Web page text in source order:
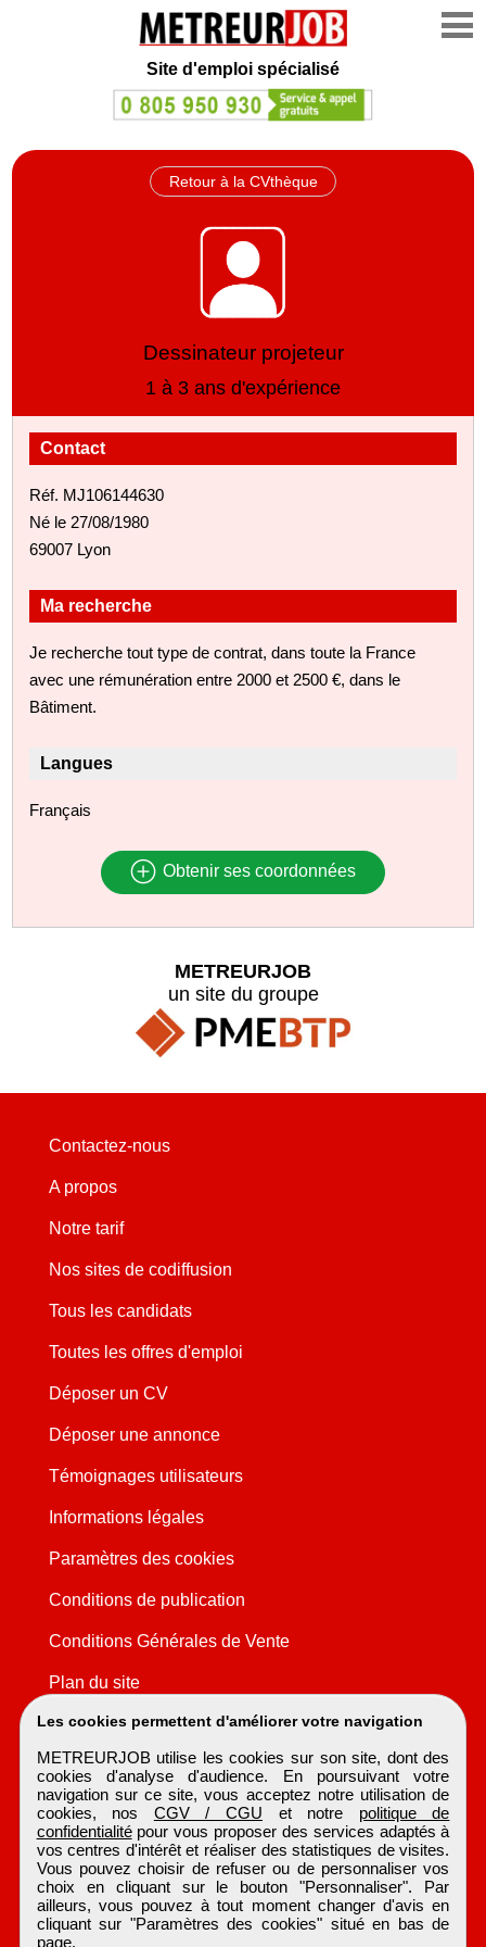
Site d'emploi spécialisé
Retour à la CVthèque
Dessinateur projeteur
1 à 3 ans d'expérience
Contact
Réf. MJ106144630
Né le 27/08/1980
69007 Lyon
Ma recherche
Je recherche tout type de contrat, dans toute la France
avec une rémunération entre 2000 et 2500 €, dans le
Bâtiment.
Langues
Français
Obtenir ses coordonnées
Les cookies permettent d'améliorer votre navigation
METREURJOB utilise les cookies sur son site, dont des
cookies d'analyse d'audience. En poursuivant votre
navigation sur ce site, vous acceptez notre utilisation de
cookies, nos CGV / CGU et notre politique de
confidentialitépour vous proposer des services adaptés à
vos centres d'intérêt et réaliser des statistiques de visites.
Vous pouvez choisir de refuser ou de personnaliser vos
choix en cliquant sur le bouton "Personnaliser". Par
ailleurs, vous pouvez à tout moment changer d'avis en
cliquant sur "Paramètres des cookies" situé en bas de
page.
METREURJOB
un site du groupe
Contactez-nous
A propos
Notre tarif
Nos sites de codiffusion
Tous les candidats
Toutes les offres d'emploi
Déposer un CV
Déposer une annonce
Témoignages utilisateurs
Informations légales
Paramètres des cookies
Conditions de publication
Conditions Générales de Vente
Plan du site